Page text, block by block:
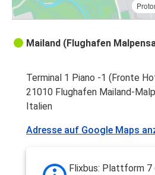
Mailand (Flughafen
Terminal 1 Piano -1 (Fronte
21010 Flughafen Mailand-
Italien
Adresse auf Google Maps
Flixbus: Plattform 7